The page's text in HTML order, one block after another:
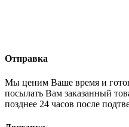
Отправка
Мы ценим Ваше время и
посылать Вам заказанный
позднее 24 часов после